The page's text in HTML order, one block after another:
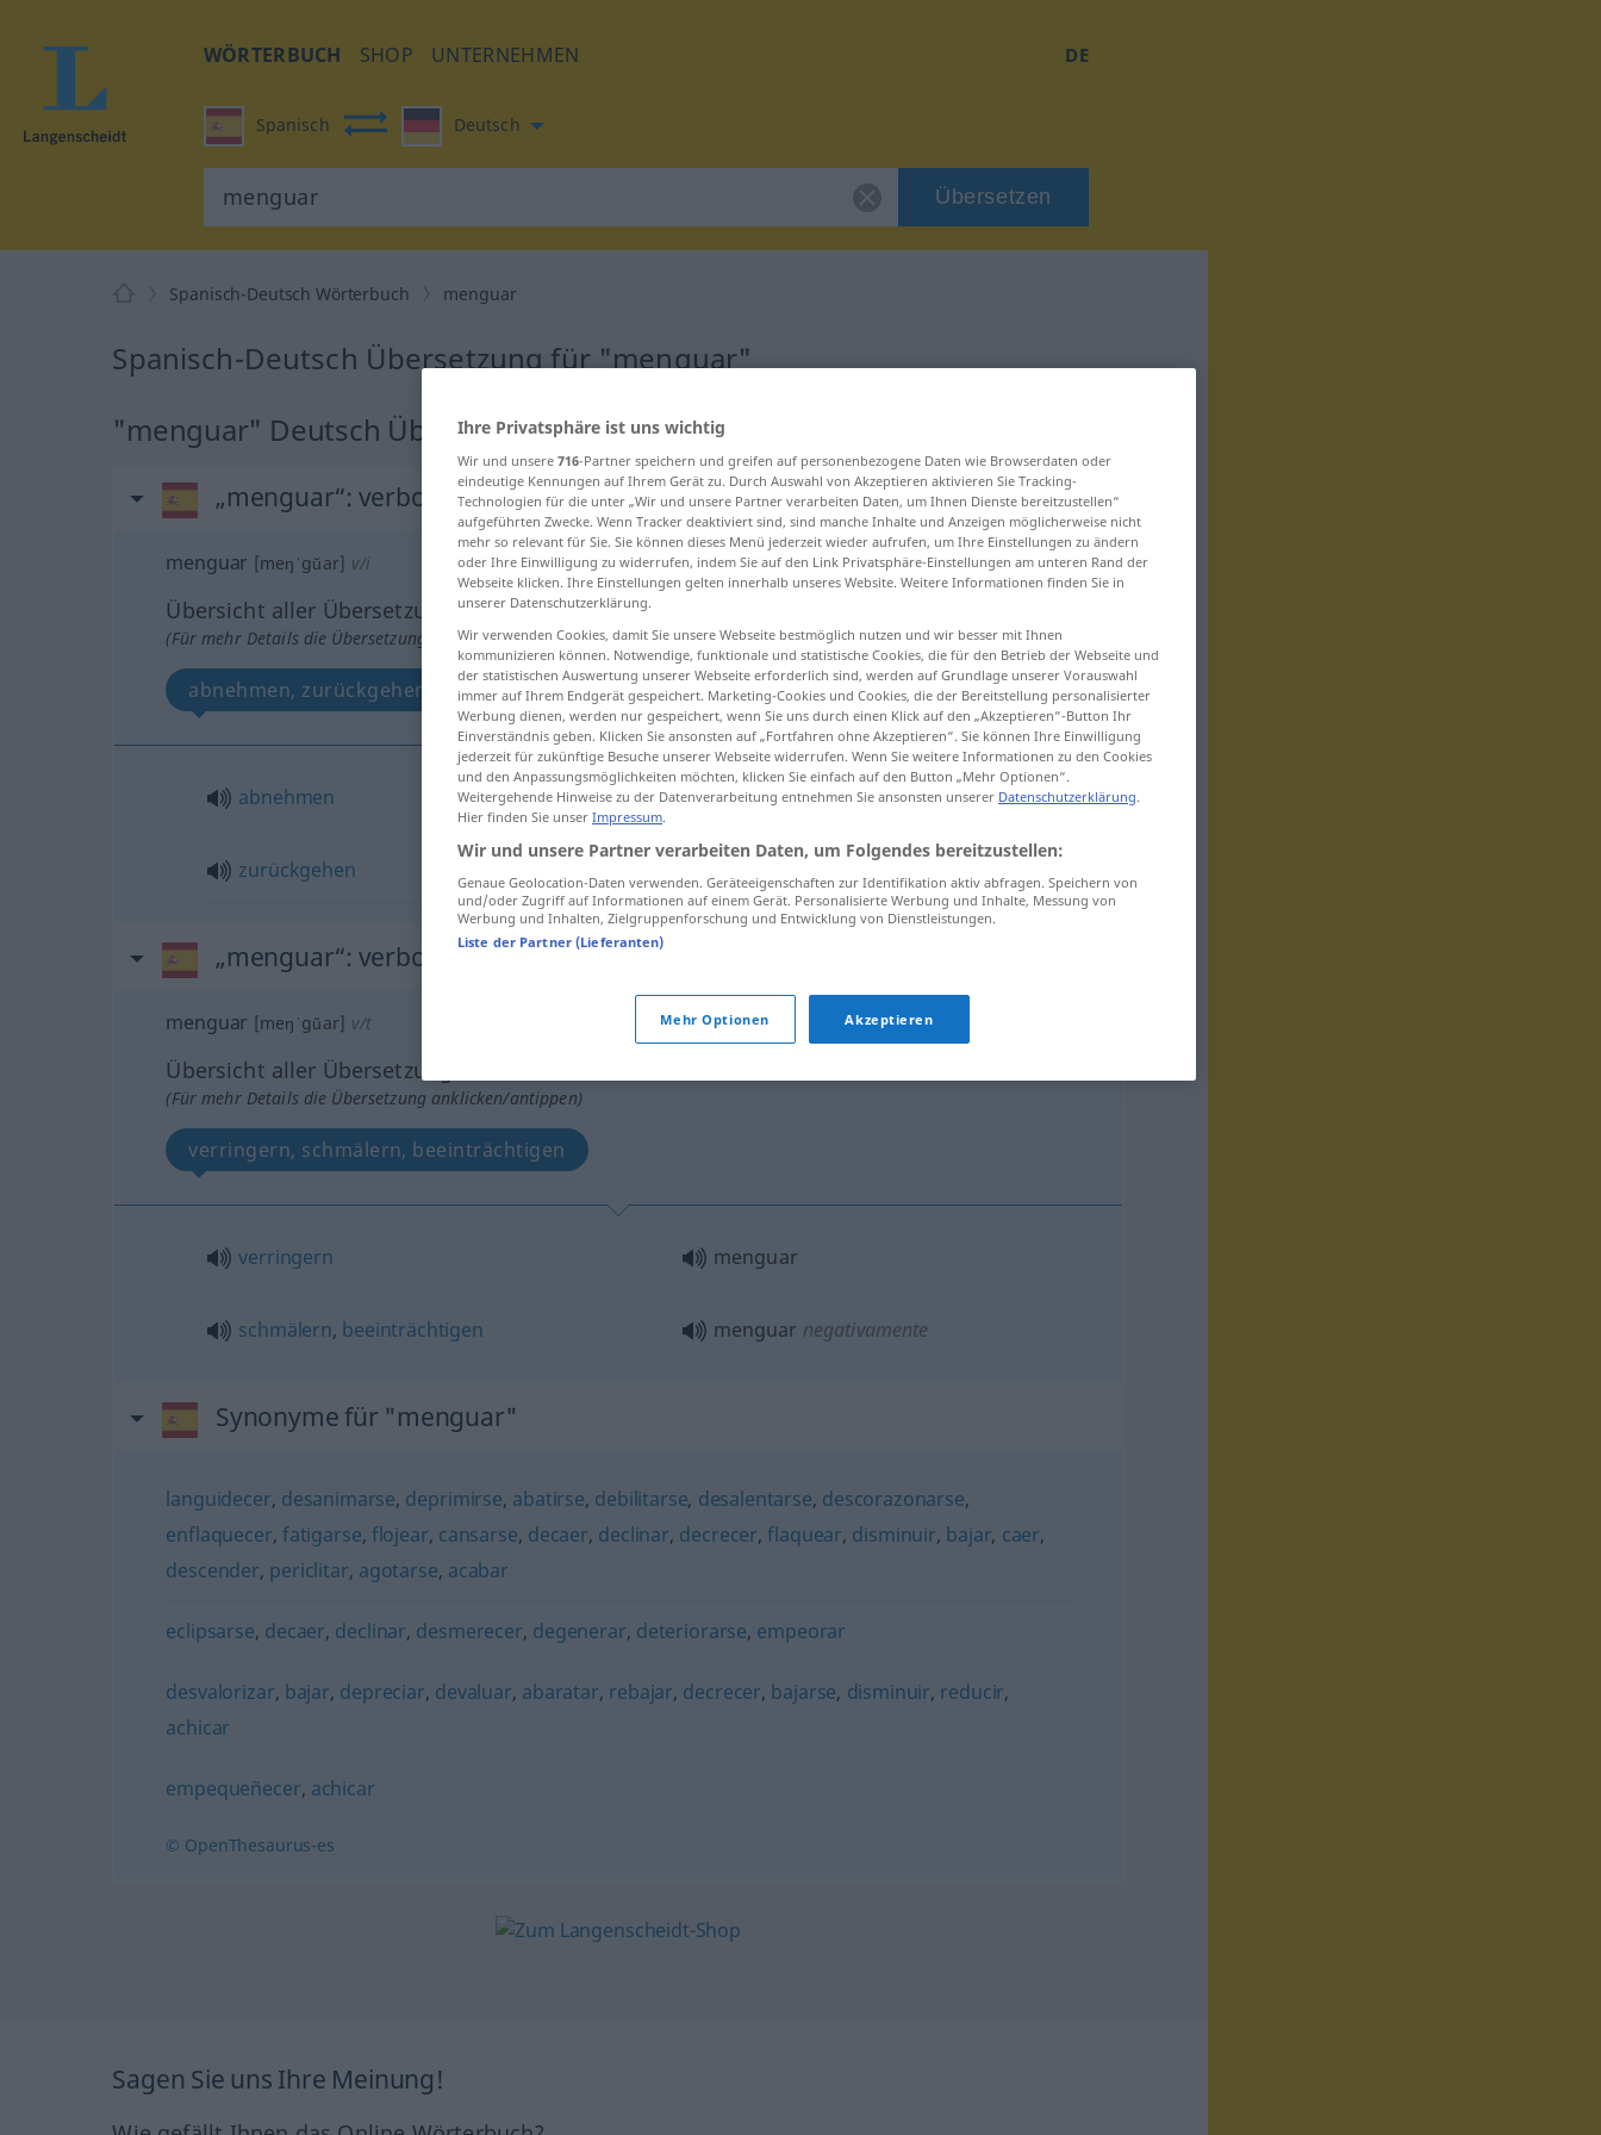
WÖRTERBUCH SHOP UNTERNEHMEN DE
Spanisch Deutsch
Übersetzen
Spanisch-Deutsch Wörterbuch menguar
Spanisch-Deutsch Übersetzung für "menguar"
"menguar" Deutsch Übersetzung
„menguar“: verbo intransitivo
menguar [meŋˈgŭar] v/i
Übersicht aller Übersetzungen
(Für mehr Details die Übersetzung anklicken/antippen)
abnehmen, zurückgehen
abnehmen menguartbal hacer punto
zurückgehen
„menguar“: verbo transitivo
menguar [meŋˈgŭar] v/t
Übersicht aller Übersetzungen
(Für mehr Details die Übersetzung anklicken/antippen)
verringern, schmälern, beeinträchtigen
verringern menguar
schmälern, beeinträchtigen menguar negativamente
Synonyme für "menguar"
languidecer, desanimarse, deprimirse, abatirse, debilitarse, desalentarse, descorazonarse,
enflaquecer, fatigarse, flojear, cansarse, decaer, declinar, decrecer,flaquear, disminuir, bajar, caer,
descender, periclitar, agotarse, acabar
eclipsarse, decaer, declinar, desmerecer, degenerar, deteriorarse, empeorar
desvalorizar, bajar, depreciar, devaluar, abaratar, rebajar, decrecer, bajarse, disminuir, reducir,
achicar
empequeñecer, achicar
© OpenThesaurus-es
Sagen Sie uns Ihre Meinung!
Ihre Privatsphäre ist uns wichtig
Wir und unsere 716-Partner speichern und greifen auf personenbezogene Daten wie Browserdaten oder
eindeutige Kennungen auf Ihrem Gerät zu. Durch Auswahl von Akzeptieren aktivieren Sie Tracking-
Technologien für die unter „Wir und unsere Partner verarbeiten Daten, um Ihnen Dienste bereitzustellen“
aufgeführten Zwecke. Wenn Tracker deaktiviert sind, sind manche Inhalte und Anzeigen möglicherweise nicht
mehr so relevant für Sie. Sie können dieses Menü jederzeit wieder aufrufen, um Ihre Einstellungen zu ändern
oder Ihre Einwilligung zu widerrufen, indem Sie auf den Link Privatsphäre-Einstellungen am unteren Rand der
Webseite klicken. Ihre Einstellungen gelten innerhalb unseres Website. Weitere Informationen finden Sie in
unserer Datenschutzerklärung.
Wir verwenden Cookies, damit Sie unsere Webseite bestmöglich nutzen und wir besser mit Ihnen
kommunizieren können. Notwendige, funktionale und statistische Cookies, die für den Betrieb der Webseite und
der statistischen Auswertung unserer Webseite erforderlich sind, werden auf Grundlage unserer Vorauswahl
immer auf Ihrem Endgerät gespeichert. Marketing-Cookies und Cookies, die der Bereitstellung personalisierter
Werbung dienen, werden nur gespeichert, wenn Sie uns durch einen Klick auf den „Akzeptieren“-Button Ihr
Einverständnis geben. Klicken Sie ansonsten auf „Fortfahren ohne Akzeptieren“. Sie können Ihre Einwilligung
jederzeit für zukünftige Besuche unserer Webseite widerrufen. Wenn Sie weitere Informationen zu den Cookies
und den Anpassungsmöglichkeiten möchten, klicken Sie einfach auf den Button „Mehr Optionen“.
Weitergehende Hinweise zu der Datenverarbeitung entnehmen Sie ansonsten unserer Datenschutzerklärung.
Hier finden Sie unser Impressum.
Wir und unsere Partner verarbeiten Daten, um Folgendes bereitzustellen:
Genaue Geolocation-Daten verwenden. Geräteeigenschaften zur Identifikation aktiv abfragen. Speichern von
und/oder Zugriff auf Informationen auf einem Gerät. Personalisierte Werbung und Inhalte, Messung von
Werbung und Inhalten, Zielgruppenforschung und Entwicklung von Dienstleistungen.
Liste der Partner (Lieferanten)
Mehr Optionen Akzeptieren